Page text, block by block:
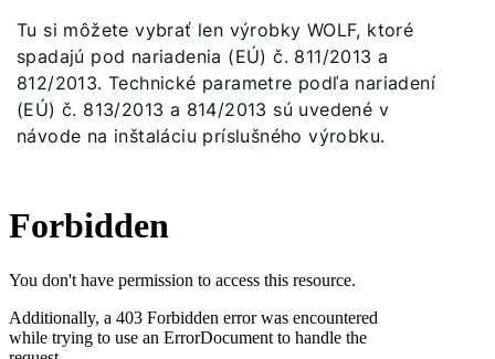
Tu si môžete vybrať len výrobky WOLF, ktoré
spadajú pod nariadenia (EÚ) č. 811/2013 a
812/2013. Technické parametre podľa nariadení
(EÚ) č. 813/2013 a 814/2013 sú uvedené v
návode na inštaláciu príslušného výrobku.